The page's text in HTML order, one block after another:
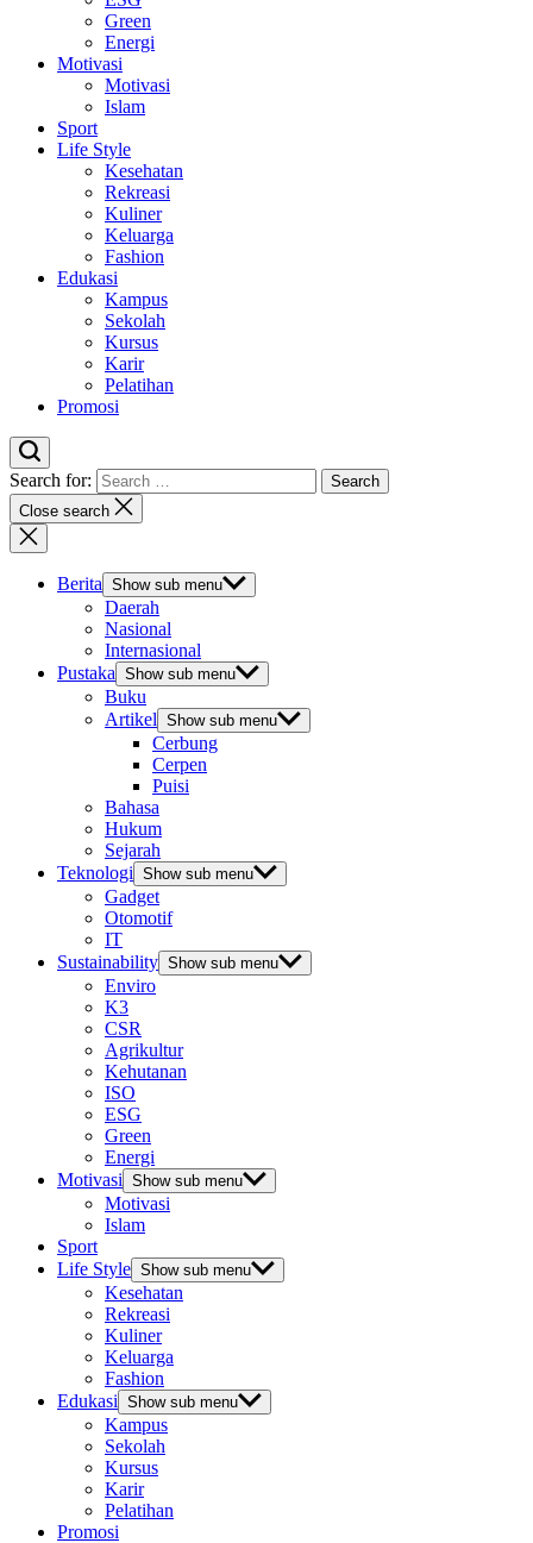
Green
Energi
Motivasi
Motivasi
Islam
Sport
Life Style
Kesehatan
Rekreasi
Kuliner
Keluarga
Fashion
Edukasi
Kampus
Sekolah
Kursus
Karir
Pelatihan
Promosi
Search for:
Close search
Berita Show sub menu
Daerah
Nasional
Internasional
Pustaka Show sub menu
Buku
Artikel Show sub menu
Cerbung
Cerpen
Puisi
Bahasa
Hukum
Sejarah
Teknologi Show sub menu
Gadget
Otomotif
IT
Sustainability Show sub menu
Enviro
K3
CSR
Agrikultur
Kehutanan
ISO
ESG
Green
Energi
Motivasi Show sub menu
Motivasi
Islam
Sport
Life Style Show sub menu
Kesehatan
Rekreasi
Kuliner
Keluarga
Fashion
Edukasi Show sub menu
Kampus
Sekolah
Kursus
Karir
Pelatihan
Promosi